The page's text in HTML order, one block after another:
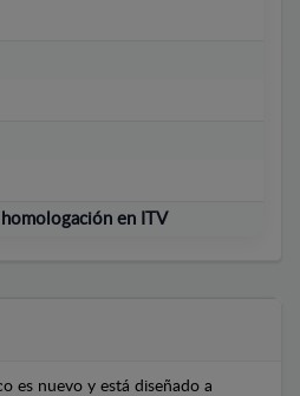
en ITV
es nuevo y está diseñado a